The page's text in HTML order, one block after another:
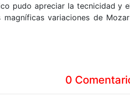
pudo apreciar la tecnicidad y
magníficas variaciones de
0